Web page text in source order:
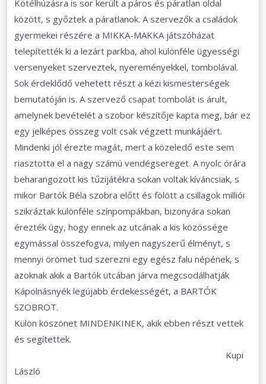
Kötélhúzásra is sor került a páros és páratlan oldal
között, s győztek a páratlanok. A szervezők a családok
gyermekei részére a MIKKA-MAKKA játszóházat
telepítették ki a lezárt parkba, ahol különféle ügyességi
versenyeket szerveztek, nyereményekkel, tombolával.
Sok érdeklődő vehetett részt a kézi kismesterségek
bemutatóján is. A szervező csapat tombolát is árult,
amelynek bevételét a szobor készítője kapta meg, bár ez
egy jelképes összeg volt csak végzett munkájáért.
Mindenki jól érezte magát, mert a közeledő este sem
riasztotta el a nagy számú vendégsereget. A nyolc órára
beharangozott kis tűzijátékra sokan voltak kíváncsiak, s
mikor Bartók Béla szobra előtt és fölött a csillagok milliói
szikráztak különféle színpompákban, bizonyára sokan
érezték úgy, hogy ennek az utcának a kis közössége
egymással összefogva, milyen nagyszerű élményt, s
mennyi örömet tud szerezni egy egész falu népének, s
azoknak akik a Bartók utcában járva megcsodálhatják
Kápolnásnyék legújabb érdekességét, a BARTÓK
SZOBROT.
Külön köszönet MINDENKINEK, akik ebben részt vettek
és segítettek.
Kupi
László